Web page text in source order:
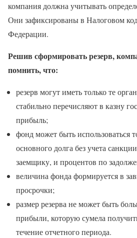
компания должна учитывать
Они зафиксированы в Налоговом
Федерации.
Решив сформировать резерв,
помнить, что:
резерв могут иметь только те
стабильно перечисляют в казну
прибыль;
фонд может быть использоваться
основного долга без учета
заемщику, и процентов по
величина фонда формируется в
просрочки;
размер резерва не может быть
прибыли, которую сумела
течение отчетного периода.